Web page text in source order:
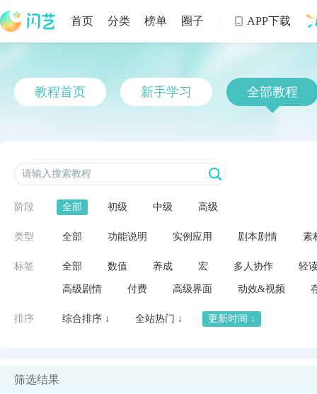
首页 分类 榜单 圈子  APP下载
教程首页 新手学习 全部教程
阶段 全部 初级 中级 高级
类型 全部 功能说明 实例应用 剧本剧情 素
标签 全部 数值 养成 宏 多人协作 轻
高级剧情 付费 高级界面 动效&视频
排序 综合排序 ↓ 全站热门 ↓ 更新时间 ↓
筛选结果